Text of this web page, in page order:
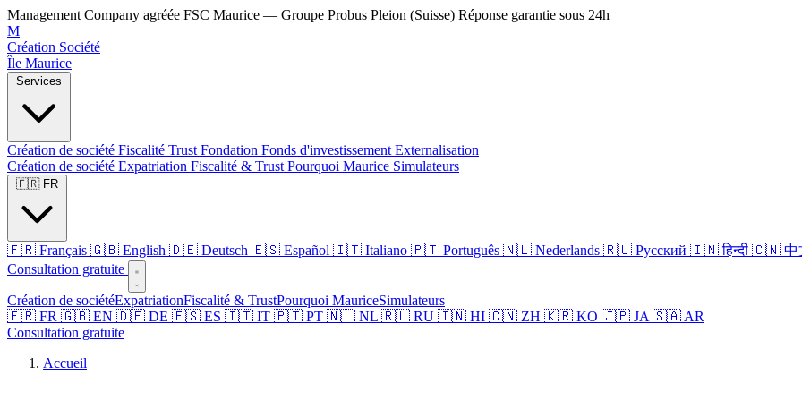
Management Company agréée FSC Maurice — Groupe Probus Pleion (Suisse) Réponse garantie sous 24h
M
Création Société
Île Maurice
Création de société Fiscalité Trust Fondation Fonds d'investissement Externalisation
Création de société Expatriation Fiscalité & Trust Pourquoi Maurice Simulateurs
🇫🇷 Français 🇬🇧 English 🇩🇪 Deutsch 🇪🇸 Español 🇮🇹 Italiano 🇵🇹 Português 🇳🇱 Nederlands 🇷🇺 Русский 🇮🇳 हिन्दी 🇨🇳 中
Consultation gratuite
Création de sociétéExpatriationFiscalité & TrustPourquoi MauriceSimulateurs
🇫🇷 FR 🇬🇧 EN 🇩🇪 DE 🇪🇸 ES 🇮🇹 IT 🇵🇹 PT 🇳🇱 NL 🇷🇺 RU 🇮🇳 HI 🇨🇳 ZH 🇰🇷 KO 🇯🇵 JA 🇸🇦 AR
Consultation gratuite
Accueil